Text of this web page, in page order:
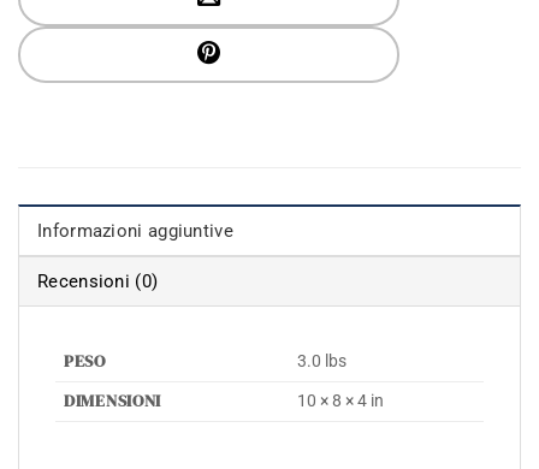
Informazioni aggiuntive
Recensioni (0)
PESO 3.0 lbs
DIMENSIONI 10 × 8 × 4 in